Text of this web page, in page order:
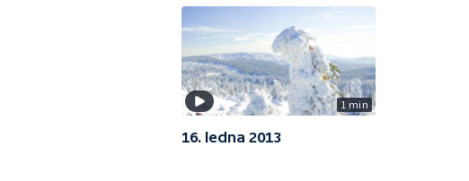
1 min
16. ledna 2013